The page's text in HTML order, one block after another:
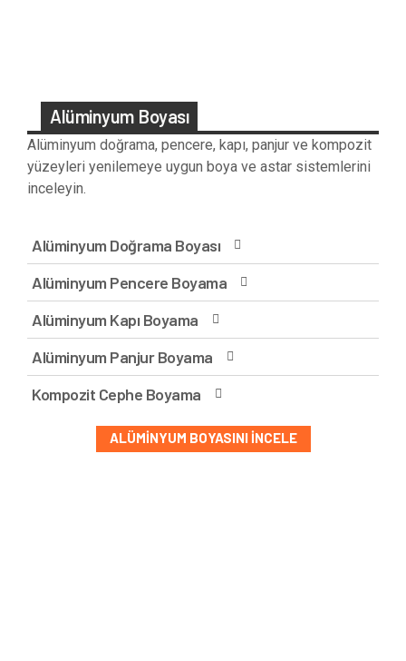
Alüminyum Boyası
Alüminyum doğrama, pencere, kapı, panjur ve kompozit
yüzeyleri yenilemeye uygun boya ve astar sistemlerini
inceleyin.
Alüminyum Doğrama Boyası
Alüminyum Pencere Boyama
Alüminyum Kapı Boyama
Alüminyum Panjur Boyama
Kompozit Cephe Boyama
ALÜMINYUM BOYASINI İNCELE